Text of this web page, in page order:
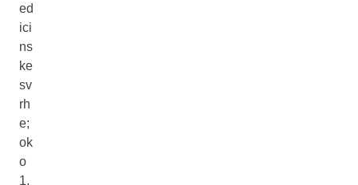
ed
ici
ns
ke
sv
rh
e;
ok
o
1.